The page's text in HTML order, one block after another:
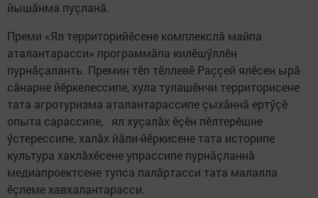
йышӑнма пуçланӑ.
Преми «Ял территорийӗсене комплекслӑ майпа
аталантарасси» программăпа килӗшӳллӗн
пурнӑçаланть. Премин тӗп тӗллевӗ Раççей ялӗсен ырӑ
сӑнарне йӗркелессипе, хула тулашӗнчи территорисене
тата агротуризма аталантарассипе çыхăннă ертӳçӗ
опыта сарассипе, ял хуçалӑх ӗçӗн пӗлтерӗшне
ӳстерессипе, халӑх йӑли-йӗркисене тата историпе
культура хаклӑхӗсене упрассипе пурнăçланнă
медиапроектсене тупса палăртасси тата малалла
ӗçлеме хавхалантарасси.